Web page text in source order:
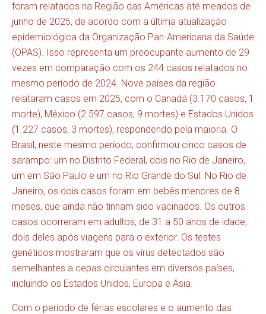
foram relatados na Região das Américas até meados de
junho de 2025, de acordo com a última atualização
epidemiológica da Organização Pan-Americana da Saúde
(OPAS). Isso representa um preocupante aumento de 29
vezes em comparação com os 244 casos relatados no
mesmo período de 2024. Nove países da região
relataram casos em 2025, com o Canadá (3.170 casos, 1
morte), México (2.597 casos, 9 mortes) e Estados Unidos
(1.227 casos, 3 mortes), respondendo pela maioria. O
Brasil, neste mesmo período, confirmou cinco casos de
sarampo: um no Distrito Federal, dois no Rio de Janeiro,
um em São Paulo e um no Rio Grande do Sul. No Rio de
Janeiro, os dois casos foram em bebês menores de 8
meses, que ainda não tinham sido vacinados. Os outros
casos ocorreram em adultos, de 31 a 50 anos de idade,
dois deles após viagens para o exterior. Os testes
genéticos mostraram que os vírus detectados são
semelhantes a cepas circulantes em diversos países,
incluindo os Estados Unidos, Europa e Ásia.
Com o período de férias escolares e o aumento das